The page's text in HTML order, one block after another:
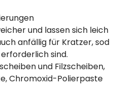
und lassen sich leich
anfällig für Kratzer, sod
sind.
und Filzscheiben,
Chromoxid-Polierpaste